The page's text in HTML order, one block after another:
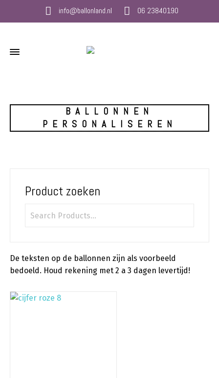
info@ballonland.nl 06 23840190
BALLONNEN
PERSONALISEREN
De teksten op de ballonnen zijn als voorbeeld
bedoeld. Houd rekening met 2 a 3 dagen levertijd!
Product zoeken